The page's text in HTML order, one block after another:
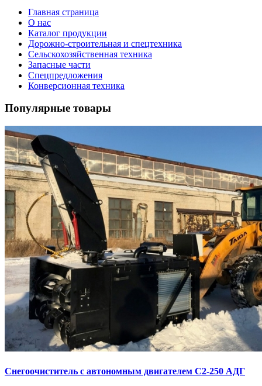
Главная страница
О нас
Каталог продукции
Дорожно-строительная и спецтехника
Сельскохозяйственная техника
Запасные части
Спецпредложения
Конверсионная техника
Популярные товары
Снегоочиститель с автономным двигателем С2-250 АДГ